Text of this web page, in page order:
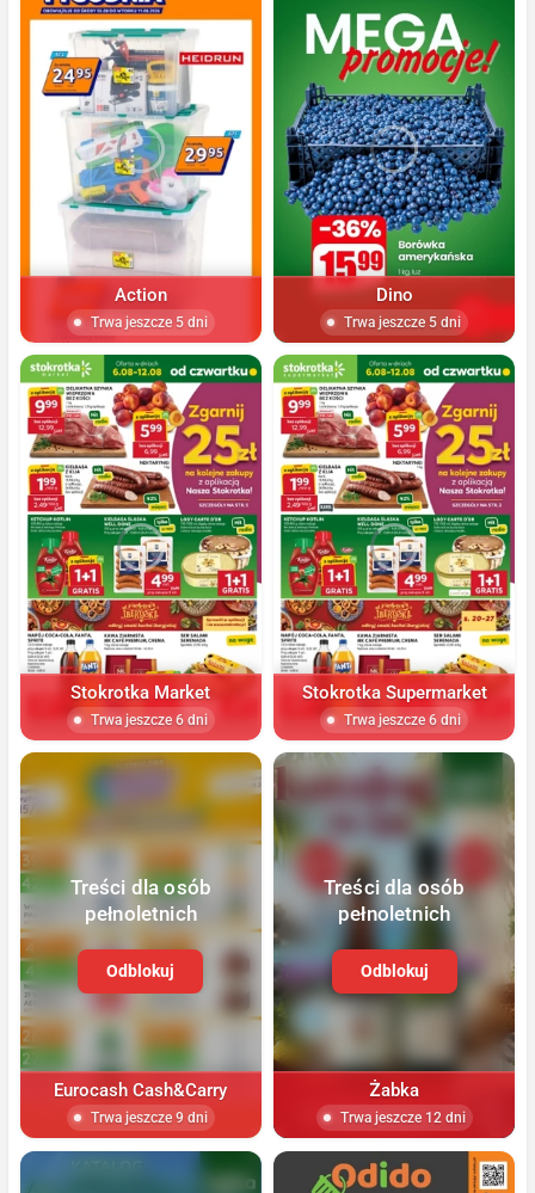
Action
Trwa jeszcze 5 dni
Dino
Trwa jeszcze 5 dni
Stokrotka Market
Trwa jeszcze 6 dni
Stokrotka Supermarket
Trwa jeszcze 6 dni
Treści dla osób
pełnoletnich
Odblokuj
Eurocash Cash&Carry
Trwa jeszcze 9 dni
Treści dla osób
pełnoletnich
Odblokuj
Żabka
Trwa jeszcze 12 dni